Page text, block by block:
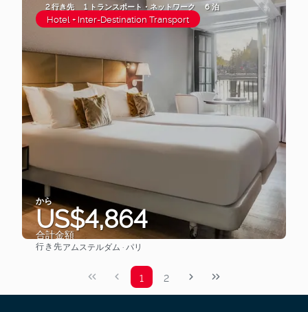
2 行き先 1 トランスポート・ネットワーク 6 泊
Hotel + Inter-Destination Transport
から
US$4,864
合計金額
行き先アムステルダム · パリ
1 2